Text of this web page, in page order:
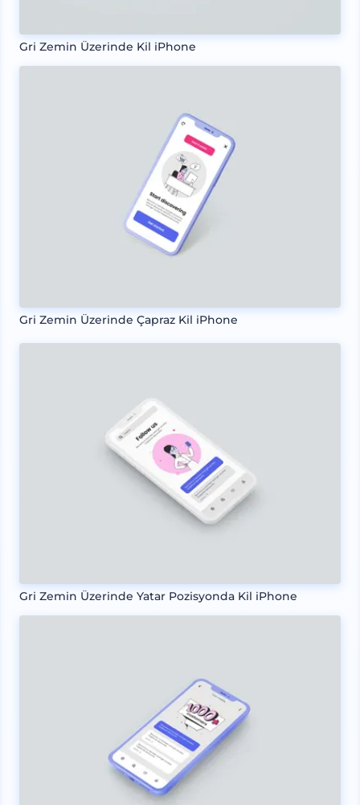
Gri Zemin Üzerinde Kil iPhone
Gri Zemin Üzerinde Çapraz Kil iPhone
Gri Zemin Üzerinde Yatar Pozisyonda Kil iPhone